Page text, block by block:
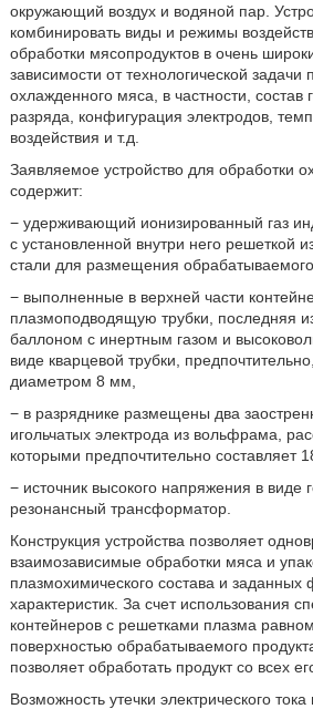
окружающий воздух и водяной пар.
комбинировать виды и режимы
обработки мясопродуктов в очень
зависимости от технологической задачи
охлажденного мяса, в частности, состав
разряда, конфигурация электродов,
воздействия и т.д.
Заявляемое устройство для обработки
содержит:
− удерживающий ионизированный газ
с установленной внутри него
стали для размещения обрабатываемого
− выполненные в верхней части
плазмоподводящую трубки, последняя
баллоном с инертным газом и
виде кварцевой трубки,
диаметром 8 мм,
− в разряднике размещены два
игольчатых электрода из вольфрама,
которыми предпочтительно составляет
− источник высокого напряжения в виде
резонансный трансформатор.
Конструкция устройства позволяет
взаимозависимые обработки мяса и
плазмохимического состава и заданных
характеристик. За счет использования
контейнеров с решетками плазма
поверхностью обрабатываемого
позволяет обработать продукт со всех
Возможность утечки электрического